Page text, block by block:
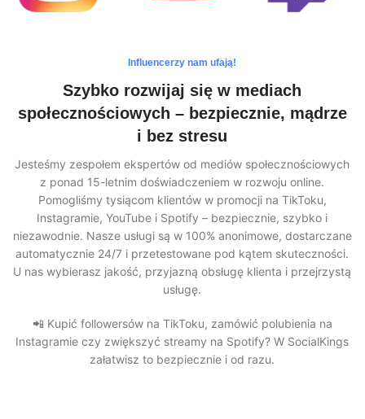
Influencerzy nam ufają!
Szybko rozwijaj się w mediach
społecznościowych – bezpiecznie, mądrze
i bez stresu
Jesteśmy zespołem ekspertów od mediów społecznościowych
z ponad 15-letnim doświadczeniem w rozwoju online.
Pomogliśmy tysiącom klientów w promocji na TikToku,
Instagramie, YouTube i Spotify – bezpiecznie, szybko i
niezawodnie. Nasze usługi są w 100% anonimowe, dostarczane
automatycznie 24/7 i przetestowane pod kątem skuteczności.
U nas wybierasz jakość, przyjazną obsługę klienta i przejrzystą
usługę.
📲 Kupić followersów na TikToku, zamówić polubienia na
Instagramie czy zwiększyć streamy na Spotify? W SocialKings
załatwisz to bezpiecznie i od razu.